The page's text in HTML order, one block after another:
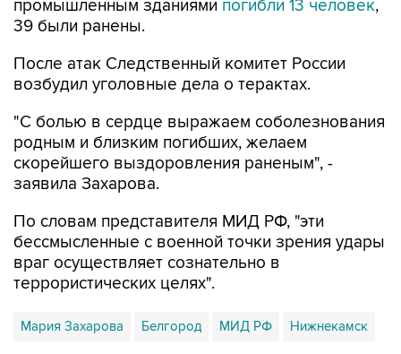
После атак Следственный комитет России
"С болью в сердце выражаем соболезнования
скорейшего выздоровления раненым", -
заявила Захарова.
По словам представителя МИД РФ, "эти
враг осуществляет сознательно в
террористических целях".
Мария Захарова Белгород